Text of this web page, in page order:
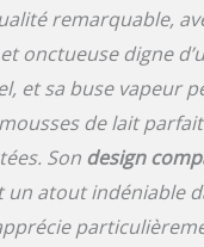
remarquable,
onctueuse digne
et sa buse vapeur
de lait
Son design
atout indéniable